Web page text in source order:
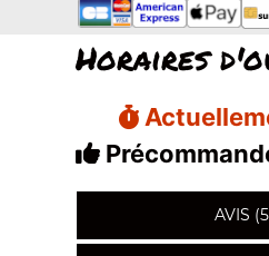
Horaires
AVIS